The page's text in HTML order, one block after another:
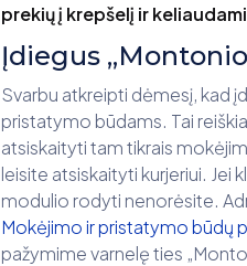
prekių į krepšelį ir
Įdiegus
Svarbu atkreipti dėmesį, kad
pristatymo būdams. Tai
atsiskaityti tam tikrais
leisite atsiskaityti kurjeriui. Jei
modulio rodyti nenorėsite.
Mokėjimo ir pristatymo būdų
pažymime varnelę ties